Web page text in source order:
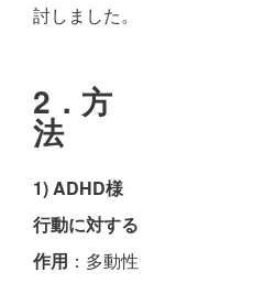
討しました。
2．方
法
1) ADHD様
行動に対する
作用 ：多動性